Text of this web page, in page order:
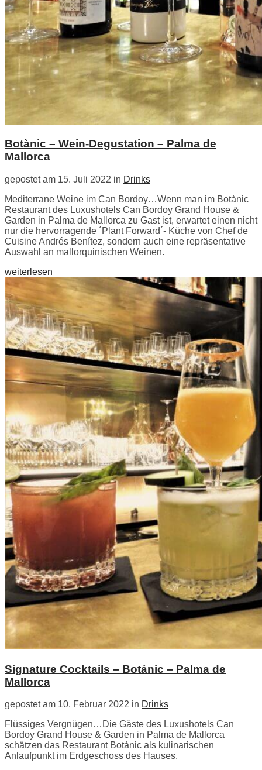
Botànic – Wein-Degustation – Palma de
Mallorca
gepostet am 15. Juli 2022 in Drinks
Mediterrane Weine im Can Bordoy…Wenn man im Botànic
Restaurant des Luxushotels Can Bordoy Grand House &
Garden in Palma de Mallorca zu Gast ist, erwartet einen nicht
nur die hervorragende ´Plant Forward´- Küche von Chef de
Cuisine Andrés Benítez, sondern auch eine repräsentative
Auswahl an mallorquinischen Weinen.
weiterlesen
Signature Cocktails – Botánic – Palma de
Mallorca
gepostet am 10. Februar 2022 in Drinks
Flüssiges Vergnügen…Die Gäste des Luxushotels Can
Bordoy Grand House & Garden in Palma de Mallorca
schätzen das Restaurant Botànic als kulinarischen
Anlaufpunkt im Erdgeschoss des Hauses.